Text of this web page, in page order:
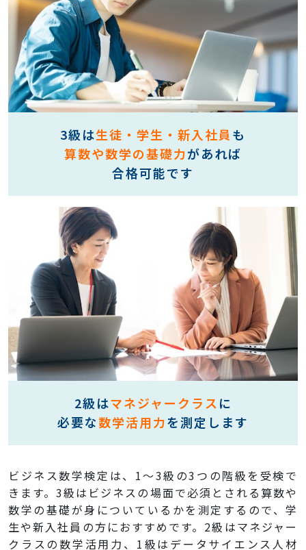
3級は生徒・学生・新入社員 も
算数や数学の基礎力があれば
合格可能です
2級はマネジャークラス に
必要な数学活用力を測定します
ビジネス数学検定は、1～3級の3つの階級を受検で
きます。3級はビジネスの場面で必須とされる算数や
数学の基礎が身についているかを測定するので、学
生や新入社員の方におすすめです。2級はマネジャー
クラスの数学活用力、1級はデータサイエンス人材